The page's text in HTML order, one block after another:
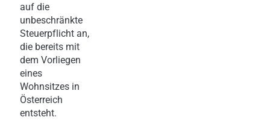
auf die
unbeschränkte
Steuerpflicht an,
die bereits mit
dem Vorliegen
eines
Wohnsitzes in
Österreich
entsteht.